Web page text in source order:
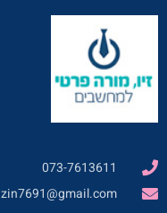
073-7613611
zin7691@gmail.com